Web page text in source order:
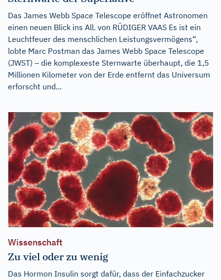
Das James Webb Space Telescope eröffnet Astronomen
einen neuen Blick ins All. von RÜDIGER VAAS Es ist ein
Leuchtfeuer des menschlichen Leistungsvermögens“,
lobte Marc Postman das James Webb Space Telescope
(JWST) – die komplexeste Sternwarte überhaupt, die 1,5
Millionen Kilometer von der Erde entfernt das Universum
erforscht und...
Wissenschaft
Zu viel oder zu wenig
Das Hormon Insulin sorgt dafür, dass der Einfachzucker